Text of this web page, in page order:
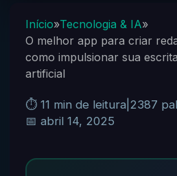
Início»Tecnologia & IA»
O melhor app para criar
como impulsionar sua
artificial
⏱️ 11 min de leitura 2387
📅 abril 14, 2025